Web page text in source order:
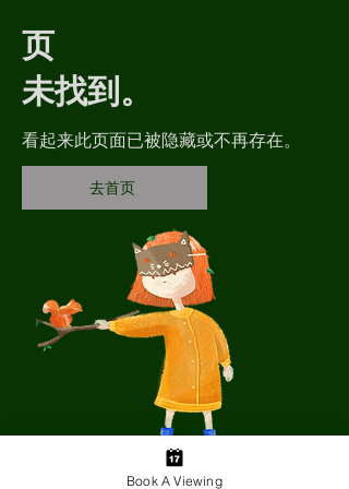
页
未找到。
看起来此页面已被隐藏或不再存在。
去首页
Book A Viewing